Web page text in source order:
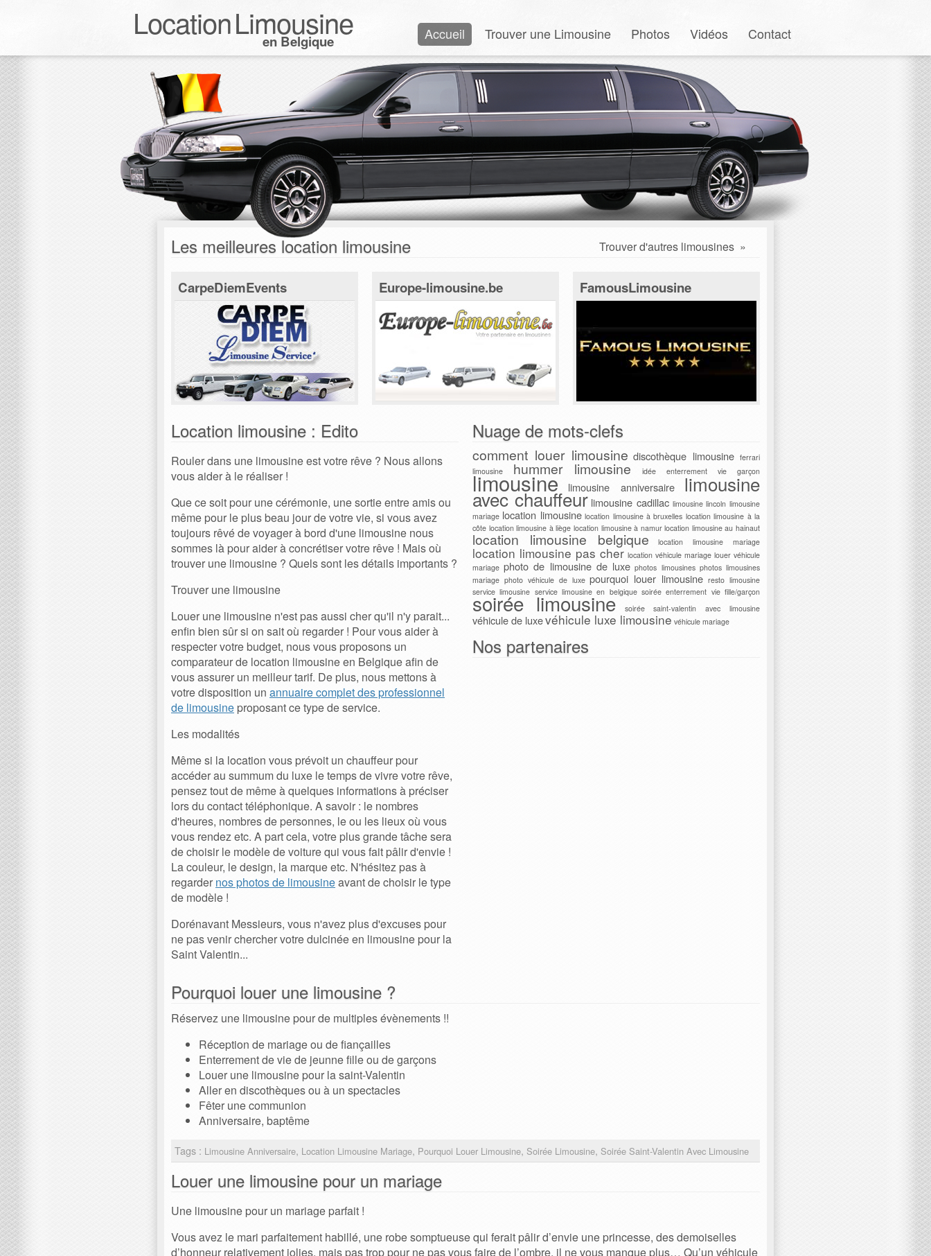
LocationLimousine
en Belgique Accueil Trouver une Limousine Photos Vidéos Contact
Les meilleures location limousine Trouver d'autres limousines »
CarpeDiemEvents Europe-limousine.be FamousLimousine
Location limousine : Edito
Rouler dans une limousine est votre rêve ? Nous allons
vous aider à le réaliser !
Que ce soit pour une cérémonie, une sortie entre amis ou
même pour le plus beau jour de votre vie, si vous avez
toujours rêvé de voyager à bord d'une limousine nous
sommes là pour aider à concrétiser votre rêve ! Mais où
trouver une limousine ? Quels sont les détails importants ?
Trouver une limousine
Louer une limousine n'est pas aussi cher qu'il n'y parait...
enfin bien sûr si on sait où regarder ! Pour vous aider à
respecter votre budget, nous vous proposons un
comparateur de location limousine en Belgique afin de
vous assurer un meilleur tarif. De plus, nous mettons à
votre disposition un annuaire complet des professionnel
de limousine proposant ce type de service.
Les modalités
Même si la location vous prévoit un chauffeur pour
accéder au summum du luxe le temps de vivre votre rêve,
pensez tout de même à quelques informations à préciser
lors du contact téléphonique. A savoir : le nombres
d'heures, nombres de personnes, le ou les lieux où vous
vous rendez etc. A part cela, votre plus grande tâche sera
de choisir le modèle de voiture qui vous fait pâlir d'envie !
La couleur, le design, la marque etc. N'hésitez pas à
regarder nos photos de limousineavant de choisir le type
de modèle !
Dorénavant Messieurs, vous n'avez plus d'excuses pour
ne pas venir chercher votre dulcinée en limousine pour la
Saint Valentin...
Nuage de mots-clefs
comment louer limousine discothèque limousine ferrari
limousine
hummer limousine idée enterrement vie garçon
limousine limousine anniversaire limousine
avec chauffeur limousine cadillac limousine lincoln limousine
mariage location limousine location limousine à bruxelles location limousine à la
côte location limousine à liège location limousine à namur location limousine au hainaut
location limousine belgique location limousine mariage
location limousine pas cher location véhicule mariage louer véhicule
mariage photo de limousine de luxe photos limousines photos limousines
mariage photo véhicule de luxe pourquoi louer limousine resto limousine
service limousine service limousine en belgique soirée enterrement vie fille/garçon
soirée limousine soirée saint-valentin avec limousine
véhicule de luxevéhicule luxe limousine véhicule mariage
Nos partenaires
Pourquoi louer une limousine ?
Réservez une limousine pour de multiples évènements !!
Réception de mariage ou de fiançailles
Enterrement de vie de jeunne fille ou de garçons
Louer une limousine pour la saint-Valentin
Aller en discothèques ou à un spectacles
Fêter une communion
Anniversaire, baptême
Tags : Limousine Anniversaire, Location Limousine Mariage, Pourquoi Louer Limousine, Soirée Limousine, Soirée Saint-Valentin Avec Limousine
Louer une limousine pour un mariage
Une limousine pour un mariage parfait !
Vous avez le mari parfaitement habillé, une robe somptueuse qui ferait pâlir d’envie une princesse, des demoiselles
d’honneur relativement jolies, mais pas trop pour ne pas vous faire de l’ombre, il ne vous manque plus… Qu’un véhicule